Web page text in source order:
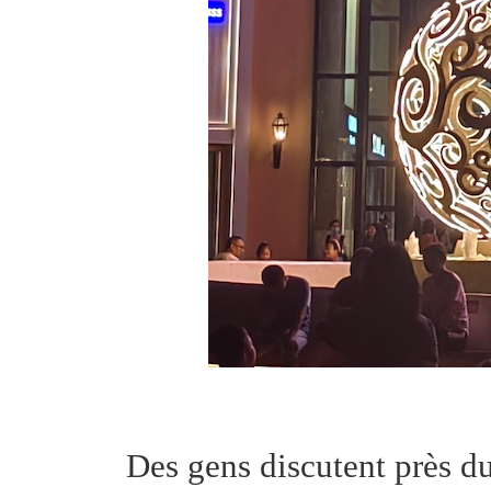
Des gens discutent près